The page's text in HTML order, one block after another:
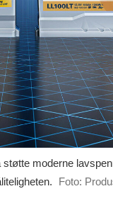
moderne
Foto: